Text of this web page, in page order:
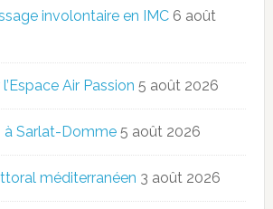
involontaire en IMC 6 août
Air Passion 5 août 2026
à Sarlat-Domme 5 août 2026
méditerranéen 3 août 2026